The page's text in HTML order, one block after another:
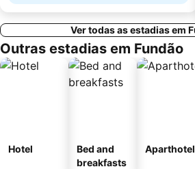
Ver todas as estadias em
Outras estadias em Fundão
Hotel
Bed and
breakfasts
Aparthotel